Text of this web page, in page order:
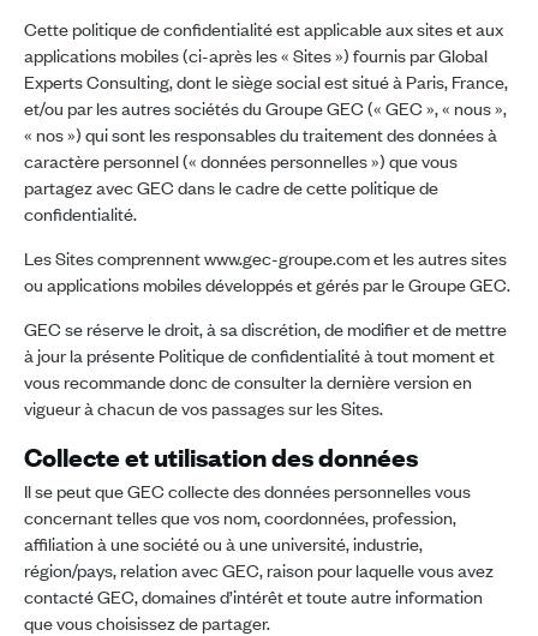
Cette politique de confidentialité est applicable aux sites et aux
applications mobiles (ci-après les « Sites ») fournis par Global
Experts Consulting, dont le siège social est situé à Paris, France,
et/ou par les autres sociétés du Groupe GEC (« GEC », « nous »,
« nos ») qui sont les responsables du traitement des données à
caractère personnel (« données personnelles ») que vous
partagez avec GEC dans le cadre de cette politique de
confidentialité.
Les Sites comprennent www.gec-groupe.com et les autres sites
ou applications mobiles développés et gérés par le Groupe GEC.
GEC se réserve le droit, à sa discrétion, de modifier et de mettre
à jour la présente Politique de confidentialité à tout moment et
vous recommande donc de consulter la dernière version en
vigueur à chacun de vos passages sur les Sites.
Collecte et utilisation des données
Il se peut que GEC collecte des données personnelles vous
concernant telles que vos nom, coordonnées, profession,
affiliation à une société ou à une université, industrie,
région/pays, relation avec GEC, raison pour laquelle vous avez
contacté GEC, domaines d’intérêt et toute autre information
que vous choisissez de partager.